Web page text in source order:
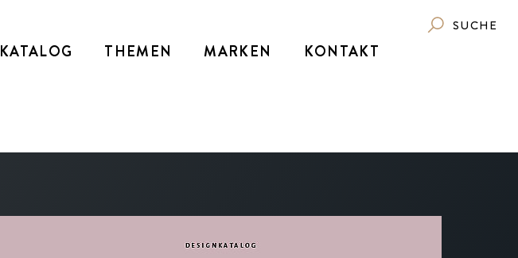
KATALOG THEMEN MARKEN KONTAKT
SUCHE